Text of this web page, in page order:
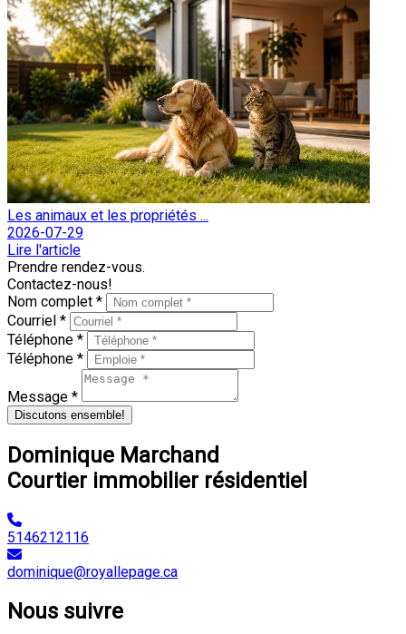
Les animaux et les propriétés ...
2026-07-29
Lire l'article
Prendre rendez-vous.
Contactez-nous!
Nom complet *
Courriel *
Téléphone *
Téléphone *
Message *
Discutons ensemble!
Dominique Marchand
Courtier immobilier résidentiel
5146212116
dominique@royallepage.ca
Nous suivre